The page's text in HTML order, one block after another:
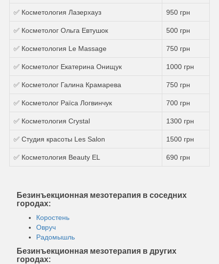
✅ Косметология Лазерхауз 950 грн
✅ Косметолог Ольга Евтушок 500 грн
✅ Косметология Le Massage 750 грн
✅ Косметолог Екатерина Онищук 1000 грн
✅ Косметолог Галина Крамарева 750 грн
✅ Косметолог Раїса Логвинчук 700 грн
✅ Косметология Crystal 1300 грн
✅ Студия красоты Les Salon 1500 грн
✅ Косметология Beauty EL 690 грн
Безинъекционная мезотерапия в соседних
городах:
Коростень
Овруч
Радомышль
Безинъекционная мезотерапия в других
городах: